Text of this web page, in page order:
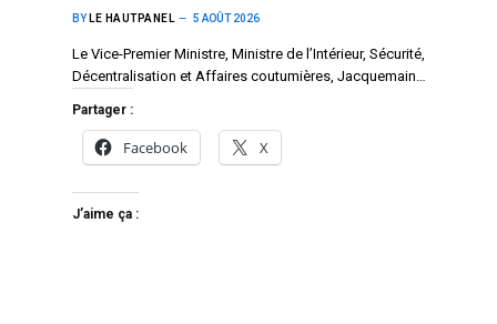
BY LE HAUTPANEL 5 AOÛT 2026
Le Vice-Premier Ministre, Ministre de l’Intérieur, Sécurité,
Décentralisation et Affaires coutumières, Jacquemain…
Partager :
Facebook X
J’aime ça :